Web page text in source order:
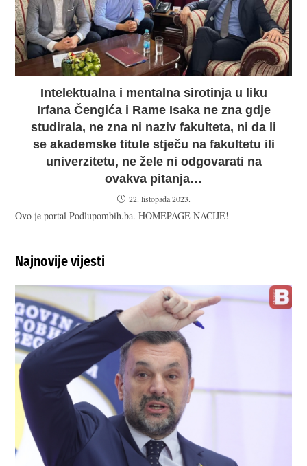
Intelektualna i mentalna sirotinja u liku
Irfana Čengića i Rame Isaka ne zna gdje
studirala, ne zna ni naziv fakulteta, ni da li
se akademske titule stječu na fakultetu ili
univerzitetu, ne žele ni odgovarati na
ovakva pitanja…
22. listopada 2023.
Ovo je portal Podlupombih.ba. HOMEPAGE NACIJE!
Najnovije vijesti